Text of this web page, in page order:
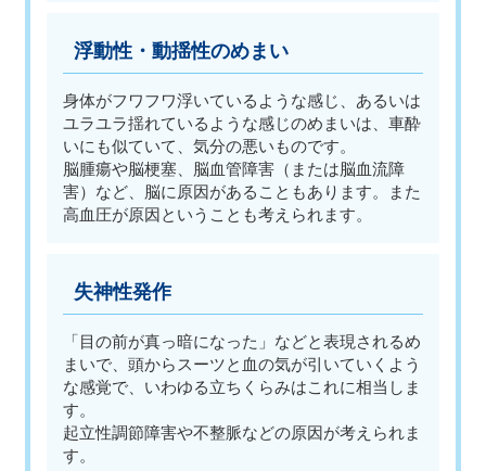
浮動性・動揺性のめまい
身体がフワフワ浮いているような感じ、あるいは
ユラユラ揺れているような感じのめまいは、車酔
いにも似ていて、気分の悪いものです。
脳腫瘍や脳梗塞、脳血管障害（または脳血流障
害）など、脳に原因があることもあります。また
高血圧が原因ということも考えられます。
失神性発作
「目の前が真っ暗になった」などと表現されるめ
まいで、頭からスーツと血の気が引いていくよう
な感覚で、いわゆる立ちくらみはこれに相当しま
す。
起立性調節障害や不整脈などの原因が考えられま
す。